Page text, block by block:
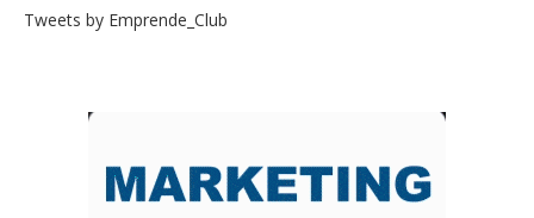
Tweets by Emprende_Club